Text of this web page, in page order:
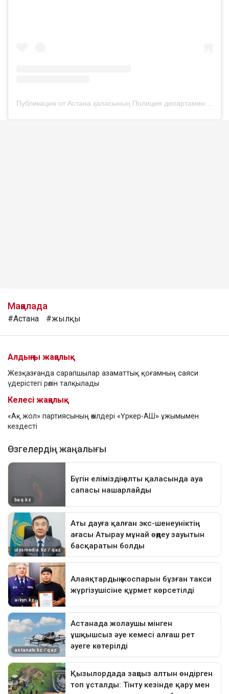
Мақалада
#Астана #жылқы
Алдыңғы жаңалық
Жезқазғанда сарапшылар азаматтық қоғамның саяси
үдерістегі рөлін талқылады
Келесі жаңалық
«Ақ жол» партиясының өкілдері «Үркер-АШ» ұжымымен
кездесті